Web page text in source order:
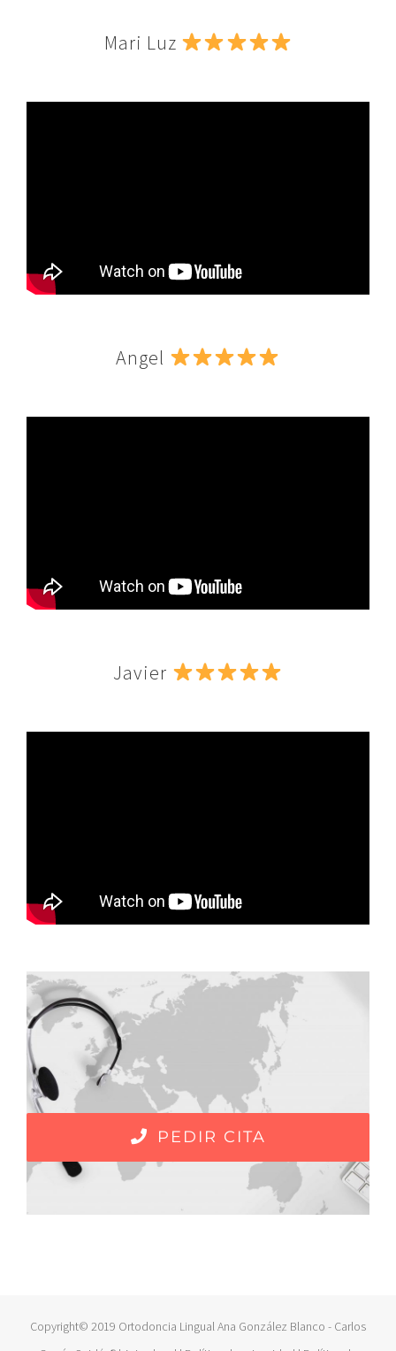
Mari Luz
Angel
Javier
PEDIR CITA
Copyright© 2019 Ortodoncia Lingual Ana González Blanco - Carlos